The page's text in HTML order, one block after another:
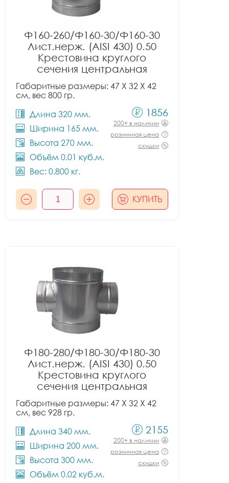
Ф160-260/Ф160-30/Ф160-30
Лист.нерж. (AISI 430) 0.50
Крестовина круглого
сечения центральная
Габаритные размеры: 47 X 32 X 42
см, вес 800 гр.
Длина 320 мм.
Ширина 165 мм.
Высота 270 мм.
Объём 0.01 куб.м.
Вес: 0.800 кг.
1856
200+ в наличии
розничная цена
скидки
КУПИТЬ
Ф180-280/Ф180-30/Ф180-30
Лист.нерж. (AISI 430) 0.50
Крестовина круглого
сечения центральная
Габаритные размеры: 47 X 32 X 42
см, вес 928 гр.
Длина 340 мм.
Ширина 200 мм.
Высота 300 мм.
Объём 0.02 куб.м.
2155
200+ в наличии
розничная цена
скидки